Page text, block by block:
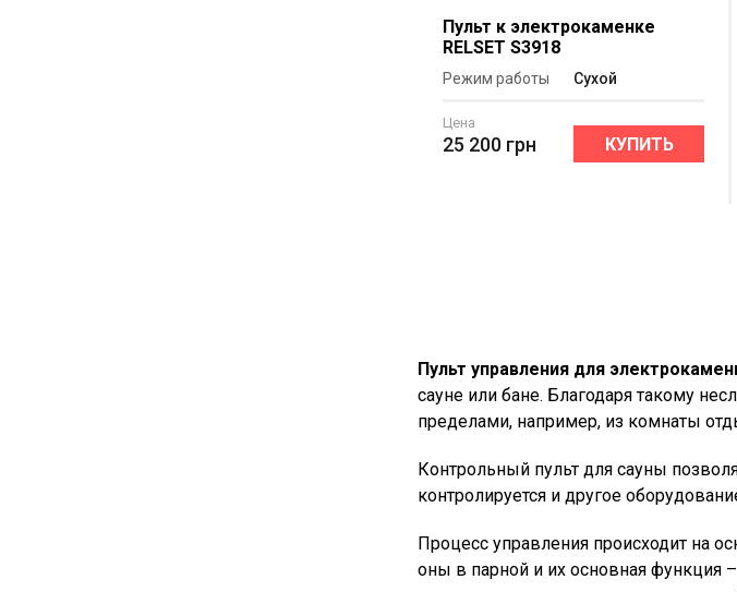
Пульт к электрокаменке
RELSET S3918
Режим работы Сухой
Цена
25 200 грн КУПИТЬ
Пульт управления для
сауне или бане. Благодаря такому
пределами, например, из комнаты
Контрольный пульт для сауны
контролируется и другое
Процесс управления происходит на
оны в парной и их основная функция